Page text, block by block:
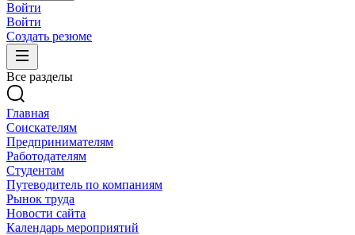
Войти
Войти
Создать резюме
Все разделы
Главная
Соискателям
Предпринимателям
Работодателям
Студентам
Путеводитель по компаниям
Рынок труда
Новости сайта
Календарь мероприятий